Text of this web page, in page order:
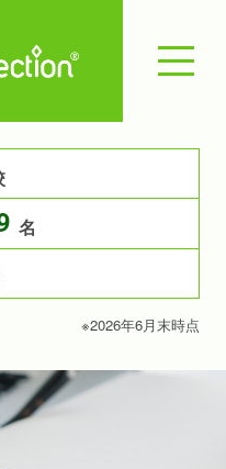
名
※2026年6月末時点